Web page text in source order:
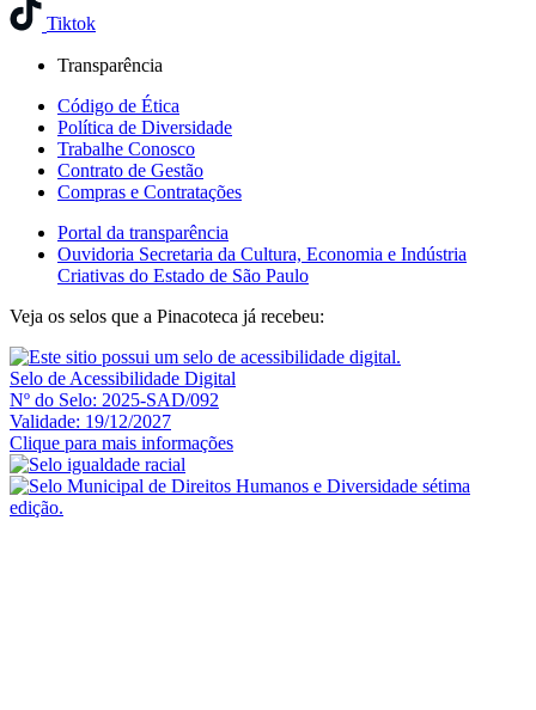
Tiktok
Transparência
Código de Ética
Política de Diversidade
Trabalhe Conosco
Contrato de Gestão
Compras e Contratações
Portal da transparência
Ouvidoria Secretaria da Cultura, Economia e Indústria
Criativas do Estado de São Paulo
Veja os selos que a Pinacoteca já recebeu:
Selo de Acessibilidade Digital
Nº do Selo: 2025-SAD/092
Validade: 19/12/2027
Clique para mais informações